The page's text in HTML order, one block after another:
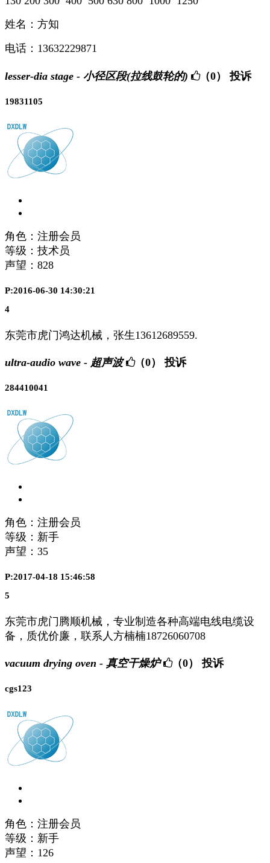
姓名：方知
电话：13632229871
lesser-dia stage - 小径区段(拉线鼓轮的) （0） 投诉
19831105
角色：注册会员
等级：技术员
声望： 828
P:2016-06-30 14:30:21
4
东莞市虎门鸿达机械，张生13612689559.
ultra-audio wave - 超声波 （0） 投诉
284410041
角色：注册会员
等级：新手
声望： 35
P:2017-04-18 15:46:58
5
东莞市虎门腾顺机械，专业制造各种高端电线电缆设
备，质优价廉，联系人方楠楠18726060708
vacuum drying oven - 真空干燥炉 （0） 投诉
cgs123
角色：注册会员
等级：新手
声望： 126